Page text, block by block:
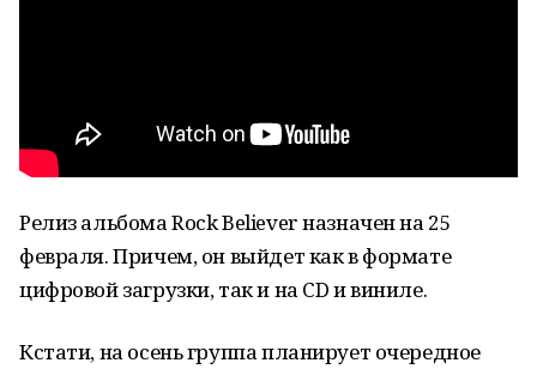
Релиз альбома Rock Believer назначен на 25
февраля. Причем, он выйдет как в формате
цифровой загрузки, так и на CD и виниле.
Кстати, на осень группа планирует очередное